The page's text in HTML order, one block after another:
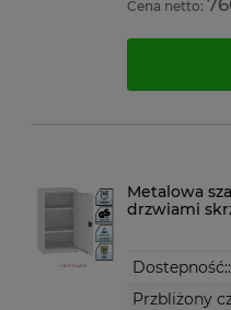
Cena netto:
Metalowa
drzwiami
Dostepność::
Przbliżony